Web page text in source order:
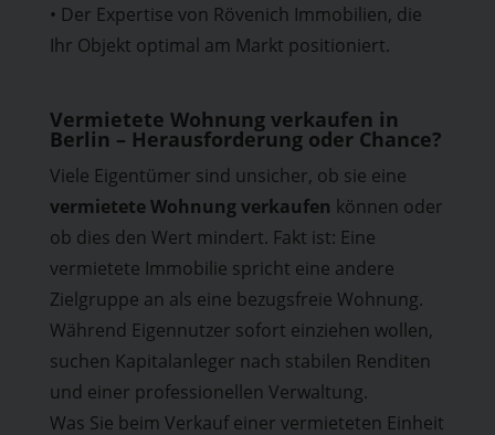
• Der Expertise von Rövenich Immobilien, die
Ihr Objekt optimal am Markt positioniert.
Vermietete Wohnung verkaufen in
Berlin – Herausforderung oder Chance?
Viele Eigentümer sind unsicher, ob sie eine
vermietete Wohnung verkaufen können oder
ob dies den Wert mindert. Fakt ist: Eine
vermietete Immobilie spricht eine andere
Zielgruppe an als eine bezugsfreie Wohnung.
Während Eigennutzer sofort einziehen wollen,
suchen Kapitalanleger nach stabilen Renditen
und einer professionellen Verwaltung.
Was Sie beim Verkauf einer vermieteten Einheit